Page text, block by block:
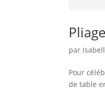
par
Pour
de table